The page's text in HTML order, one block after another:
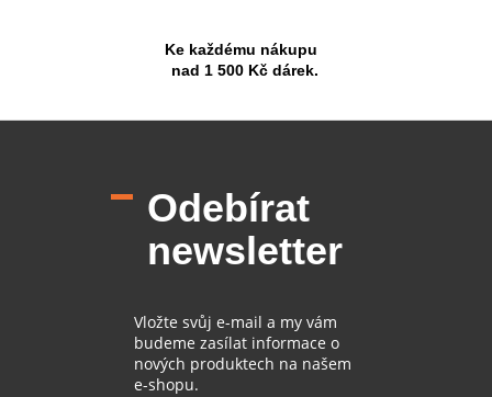
Ke každému nákupu
nad 1 500 Kč dárek.
Odebírat
newsletter
Vložte svůj e-mail a my vám
budeme zasílat informace o
nových produktech na našem
e-shopu.